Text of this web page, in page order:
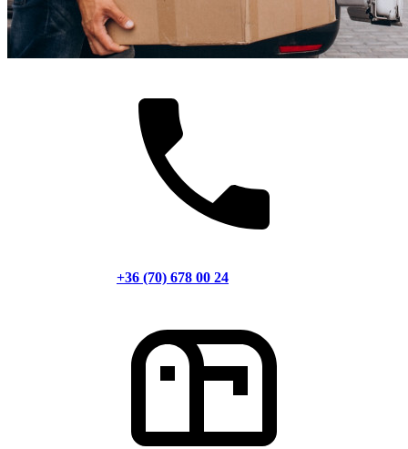
+36 (70) 678 00 24